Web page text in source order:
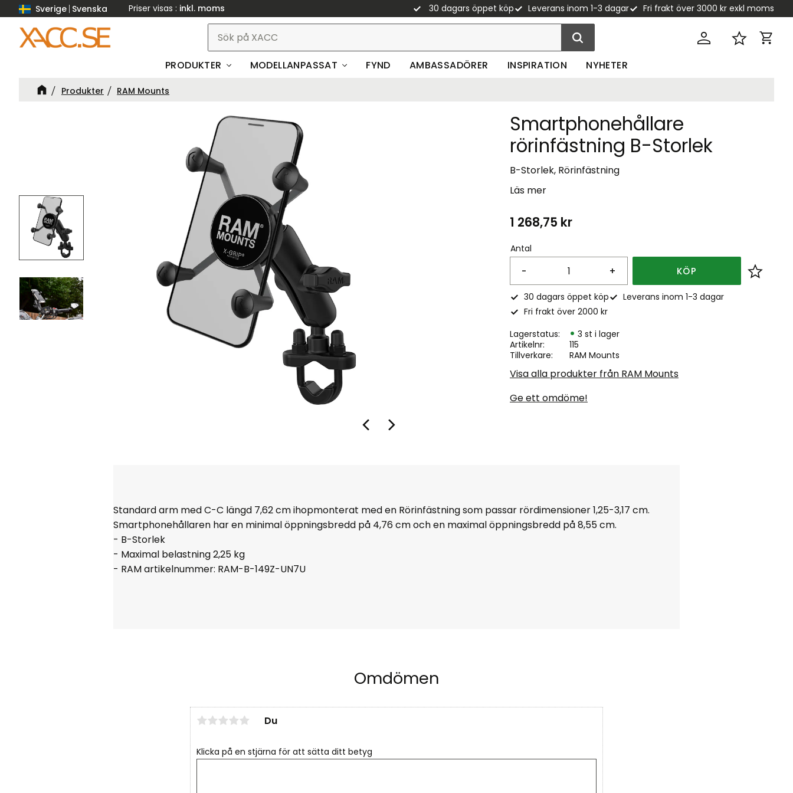
Sverige Svenska Priser visas inkl. moms 30 dagars öppet köp Leverans inom 1-3 dagar Fri frakt över 3000 kr exkl moms
Favoriter
PRODUKTER MODELLANPASSAT FYND AMBASSADÖRER INSPIRATION NYHETER
Produkter RAM Mounts
Smartphonehållare
rörinfästning B-Storlek
B-Storlek, Rörinfästning
Läs mer
1 268,75 kr
Antal
+
- KÖP Lägg
30 dagars öppet köp
Leverans inom 1-3 dagar
Fri frakt över 2000 kr
Lagerstatus
3 st i lager
Artikelnr
115
Tillverkare
RAM Mounts
Visa alla produkter från RAM Mounts
Ge ett omdöme!
Standard arm med C-C längd 7,62cm ihopmonterat med en Rörinfästning som passar rördimensioner1,25-3,17 cm.
Smartphonehållaren har en minimal öppningsbredd på 4,76 cm och en maximal öppningsbredd på 8,55 cm.
- B-Storlek
- Maximal belastning 2,25 kg
- RAM artikelnummer: RAM-B-149Z-UN7U
Omdömen
Du
Klicka på en stjärna för att sätta ditt betyg